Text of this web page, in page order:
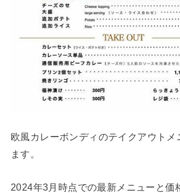
欧風カレーボンディのテイクアウトメ
ます。
2024年3月時点での最新メニューと価